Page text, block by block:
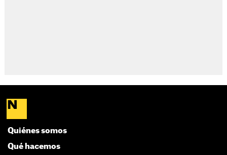
Quiénes somos
Qué hacemos